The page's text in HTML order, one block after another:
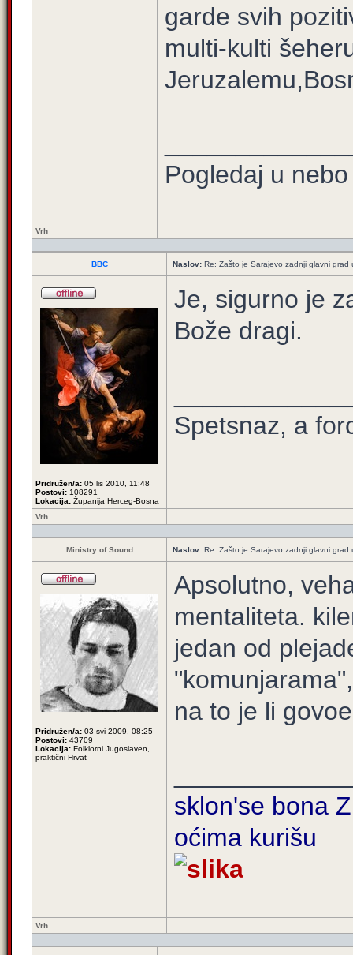
garde svih
multi-kulti
Pogledaj u
Vrh
BBC Naslov: Re: Zašto je Sarajevo zadnji glavni
Pridružen/a: 05 lis 2010, 11:48
Postovi: 108291
Lokacija: Županija Herceg-Bosna
Je, sigurno je
Bože dragi.
Spetsnaz, a
Vrh
Ministry of Sound Naslov: Re: Zašto je Sarajevo zadnji glavni
Pridružen/a: 03 svi 2009, 08:25
Postovi: 43709
Lokacija: Folklorni Jugoslaven,
praktični Hrvat
Apsolutno,
mentaliteta.
jedan od
na to je li
sklon'se bona
oćima kurišu
Vrh